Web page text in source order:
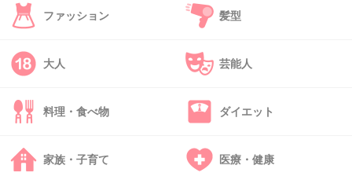
43. 匿名 2013/08/01(木) 23:43:24
グラスはやっぱりデュラレックス！ピカルディ
を愛用してます★ちょっぴりカフェ気分でお気
ファッション 髪型
大人 芸能人
料理・食べ物 ダイエット
家族・子育て 医療・健康